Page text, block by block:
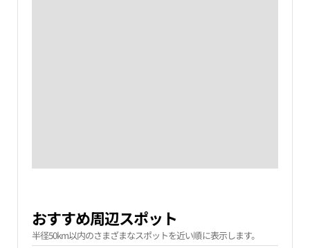
おすすめ周辺スポット
半径50km以内のさまざまなスポットを近い順に表示します。